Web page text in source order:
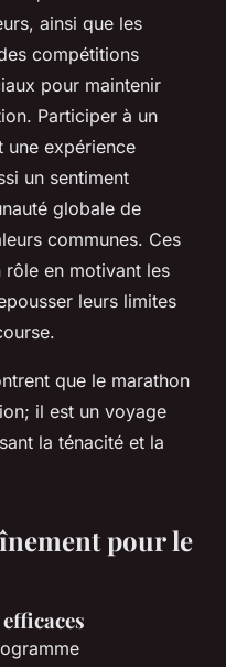
ainsi que les
compétitions
pour maintenir
Participer à un
une expérience
un sentiment
globale de
communes. Ces
rôle en motivant les
leurs limites
que le marathon
il est un voyage
la ténacité et la
pour le